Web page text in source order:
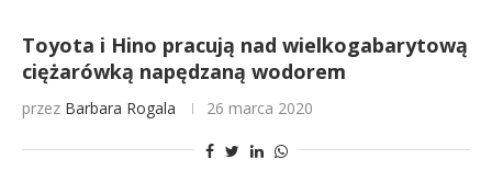
Toyota i Hino pracują nad wielkogabarytową
ciężarówką napędzaną wodorem
przez Barbara Rogala 26 marca 2020